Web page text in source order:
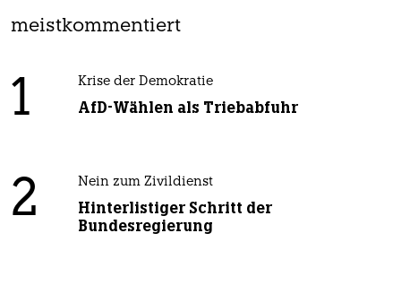
meistkommentiert
1 Krise der Demokratie
AfD-Wählen als Triebabfuhr
2 Nein zum Zivildienst
Hinterlistiger Schritt der
Bundesregierung